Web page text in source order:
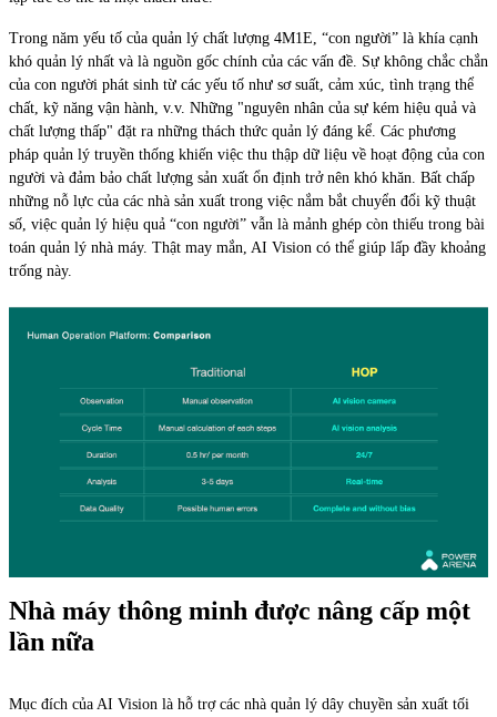
Trong năm yếu tố của quản lý chất lượng 4M1E, “con người” là khía cạnh
khó quản lý nhất và là nguồn gốc chính của các vấn đề. Sự không chắc chắn
của con người phát sinh từ các yếu tố như sơ suất, cảm xúc, tình trạng thể
chất, kỹ năng vận hành, v.v. Những "nguyên nhân của sự kém hiệu quả và
chất lượng thấp" đặt ra những thách thức quản lý đáng kể. Các phương
pháp quản lý truyền thống khiến việc thu thập dữ liệu về hoạt động của con
người và đảm bảo chất lượng sản xuất ổn định trở nên khó khăn. Bất chấp
những nỗ lực của các nhà sản xuất trong việc nắm bắt chuyển đổi kỹ thuật
số, việc quản lý hiệu quả “con người” vẫn là mảnh ghép còn thiếu trong bài
toán quản lý nhà máy. Thật may mắn, AI Vision có thể giúp lấp đầy khoảng
trống này.
Nhà máy thông minh được nâng cấp một
lần nữa
Mục đích của AI Vision là hỗ trợ các nhà quản lý dây chuyền sản xuất tối